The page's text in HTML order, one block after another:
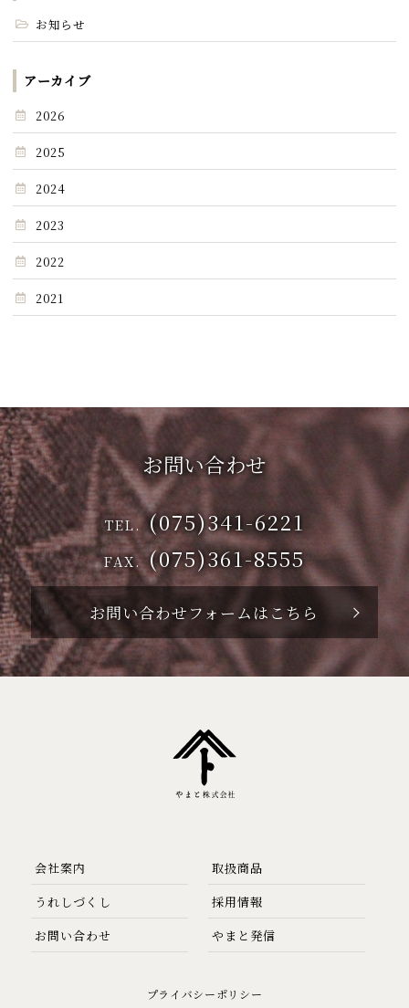
お知らせ
アーカイブ
2026
2025
2024
2023
2022
2021
お問い合わせ
TEL. (075)341-6221
FAX.(075)361-8555
お問い合わせフォームはこちら
会社案内
取扱商品
うれしづくし
採用情報
お問い合わせ
やまと発信
プライバシーポリシー